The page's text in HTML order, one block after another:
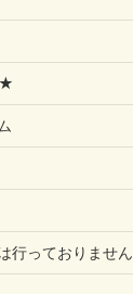
★
行っておりません